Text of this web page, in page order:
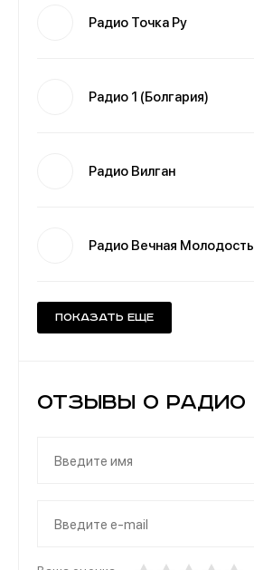
Радио Точка Ру
Радио 1 (Болгария)
Радио Вилган
Радио Вечная Молодость
Показать еще
Отзывы о Радио